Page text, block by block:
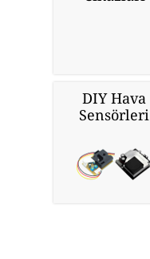
DIY Hava
Sensörleri